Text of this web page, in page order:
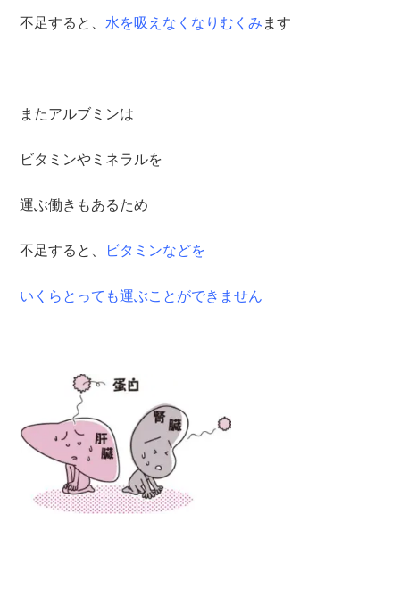
不足すると、 水を吸えなくなりむくみます
またアルブミンは
ビタミンやミネラルを
運ぶ働きもあるため
不足すると、 ビタミンなどを
いくらとっても運ぶことができません